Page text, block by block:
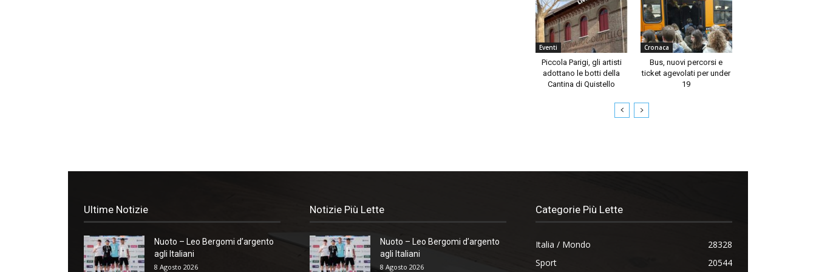
Eventi
Piccola Parigi, gli artisti
adottano le botti della
Cantina di Quistello
Cronaca
Bus, nuovi percorsi e
ticket agevolati per under
19
Ultime Notizie
Nuoto – Leo Bergomi d’argento
agli Italiani
8 Agosto 2026
Notizie Più Lette
Nuoto – Leo Bergomi d’argento
agli Italiani
8 Agosto 2026
Categorie Più Lette
Italia / Mondo
28328
Sport
20544